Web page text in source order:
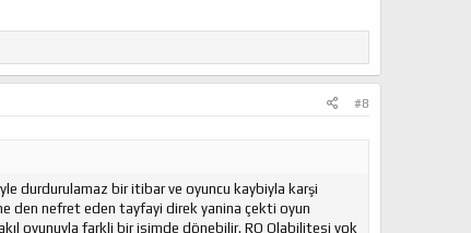
#8
durdurulamaz bir itibar ve oyuncu kaybiyla karşi
den nefret eden tayfayi direk yanina çekti oyun
oyunuyla farkli bir isimde dönebilir. RO Olabilitesi yok